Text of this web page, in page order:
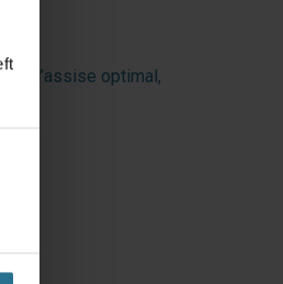
d’assise optimal,